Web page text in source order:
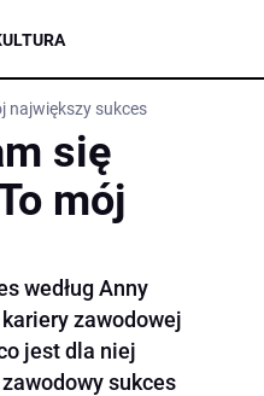
największy sukces
się
mój
według Anny
zawodowej
jest dla niej
sukces